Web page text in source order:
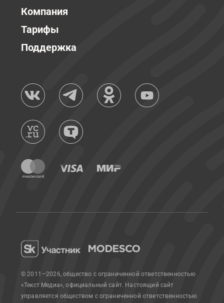
Компания
Тарифы
Поддержка
© 2011—2026, общество с ограниченной ответственностью
«Текст Медиа», официальный сайт. Настоящий сайт
управляется обществом с ограниченной ответственностью